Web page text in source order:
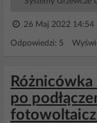
26 Maj 2022 14:54
Odpowiedzi: 5
Różnicówka
po